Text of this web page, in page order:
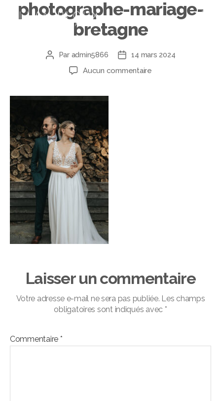
photographe-mariage-
bretagne
Par admin5866
14 mars 2024
Aucun commentaire
Laisser un commentaire
Votre adresse e-mail ne sera pas publiée. Les champs
obligatoires sont indiqués avec *
Commentaire *